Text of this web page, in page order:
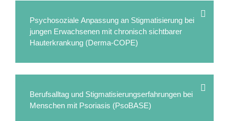
Psychosoziale Anpassung an Stigmatisierung bei
jungen Erwachsenen mit chronisch sichtbarer
Hauterkrankung (Derma-COPE)
Berufsalltag und Stigmatisierungserfahrungen bei
Menschen mit Psoriasis (PsoBASE)